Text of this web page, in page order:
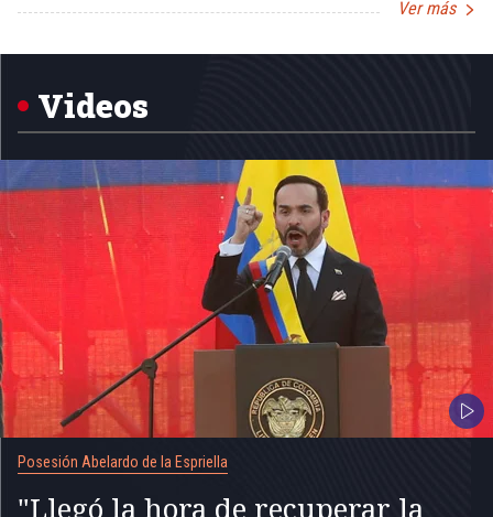
Ver más
1
Videos
Posesión Abelardo de la Espriella
"Llegó la hora de recuperar la